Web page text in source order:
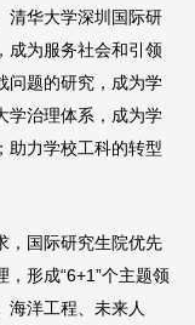
清华大学深圳国际研
成为服务社会和引领
问题的研究，成为学
学治理体系，成为学
力学校工科的转型
，国际研究生院优先
形成“6+1”个主题领
海洋工程、未来人